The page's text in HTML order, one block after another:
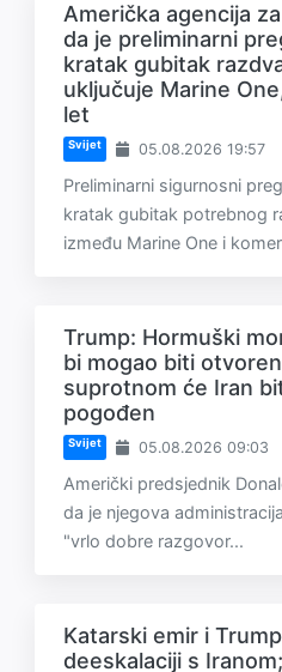
Američka agencija
da je preliminarni
kratak gubitak
uključuje Marine
let
Svijet 05.08.2026 19:57
Preliminarni sigurnosni
kratak gubitak potrebnog
između Marine One i
Trump: Hormuški
bi mogao biti
suprotnom će Iran
pogođen
Svijet 05.08.2026 09:03
Američki predsjednik
da je njegova
"vrlo dobre razgovor...
Katarski emir i
deeskalaciji s